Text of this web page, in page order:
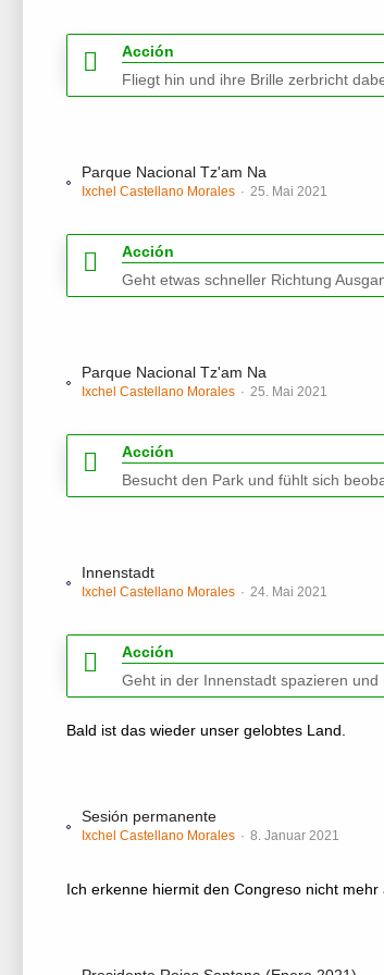
Acción
Fliegt hin und ihre Brille zerbricht
Parque Nacional Tz'am Na
Ixchel Castellano Morales 25. Mai 2021
Acción
Geht etwas schneller Richtung
Parque Nacional Tz'am Na
Ixchel Castellano Morales 25. Mai 2021
Acción
Besucht den Park und fühlt sich
Innenstadt
Ixchel Castellano Morales 24. Mai 2021
Acción
Geht in der Innenstadt spazieren
Bald ist das wieder unser gelobtes Land.
Sesión permanente
Ixchel Castellano Morales 8. Januar 2021
Ich erkenne hiermit den Congreso nicht